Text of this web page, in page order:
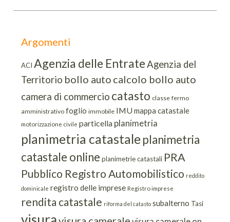
Argomenti
ACI Agenzia delle EntrateAgenzia del
Territorio bollo auto calcolo bollo auto
camera di commercio catasto classe fermo
amministrativo foglio immobile IMUmappa catastale
motorizzazione civile particella planimetria
planimetria catastaleplanimetria
catastale online planimetrie catastali PRA
Pubblico Registro Automobilistico reddito
dominicale registro delle imprese Registro imprese
rendita catastale riforma del catasto subalterno Tasi